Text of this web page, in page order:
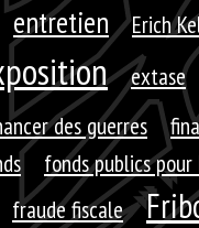
entretien Erich
extase
des guerres
fonds publics pour
fraude fiscale